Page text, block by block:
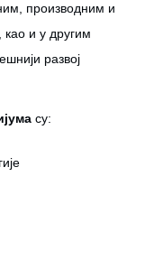
производним и
и у другим
развој
су: